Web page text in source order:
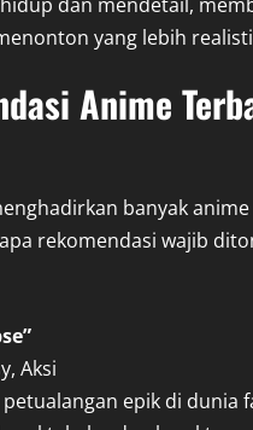
yang lebih
Anime
banyak
rekomendasi wajib
Aksi
epik di dunia